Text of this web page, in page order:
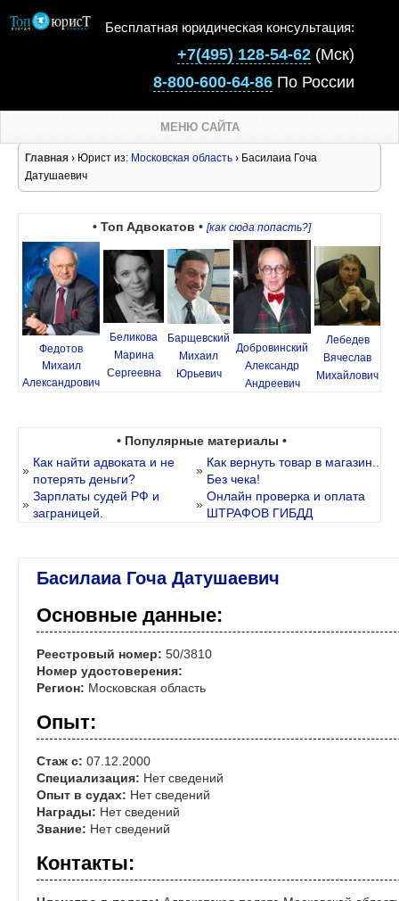
Бесплатная юридическая консультация:
+7(495) 128-54-62 (Мск)
8-800-600-64-86 По России
МЕНЮ САЙТА
Главная › Юрист из: Московская область › Басилаиа Гоча
Датушаевич
• Топ Адвокатов • [как сюда попасть?]
Федотов
Михаил
Александрович
Беликова
Марина
Сергеевна
Барщевский
Михаил
Юрьевич
Добровинский
Александр
Андреевич
Лебедев
Вячеслав
Михайлович
• Популярные материалы •
»
Как найти адвоката и не
потерять деньги?
»
Как вернуть товар в магазин..
Без чека!
»
Зарплаты судей РФ и
заграницей.
»
Онлайн проверка и оплата
ШТРАФОВ ГИБДД
Басилаиа Гоча Датушаевич
Основные данные:
Реестровый номер: 50/3810
Номер удостоверения:
Регион: Московская область
Опыт:
Стаж с: 07.12.2000
Специализация: Нет сведений
Опыт в судах: Нет сведений
Награды: Нет сведений
Звание: Нет сведений
Контакты: